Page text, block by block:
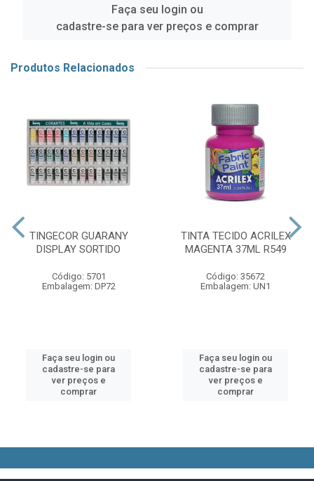
Faça seu login ou
cadastre-se para ver preços e comprar
Produtos Relacionados
TINGECOR GUARANY
DISPLAY SORTIDO
Código: 5701
Embalagem: DP72
Faça seu login ou
cadastre-se para
ver preços e
comprar
TINTA TECIDO ACRILEX
MAGENTA 37ML R549
Código: 35672
Embalagem: UN1
Faça seu login ou
cadastre-se para
ver preços e
comprar